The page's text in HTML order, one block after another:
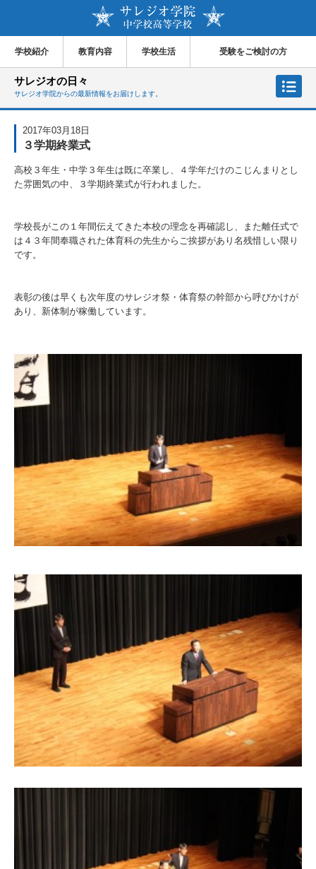
学校紹介 教育内容 学校生活 受験をご検討の方
サレジオの日々
サレジオ学院からの最新情報をお届けします。
2017年03月18日
３学期終業式
高校３年生・中学３年生は既に卒業し、４学年だけのこじんまりとし
た雰囲気の中、３学期終業式が行われました。
学校長がこの１年間伝えてきた本校の理念を再確認し、また離任式で
は４３年間奉職された体育科の先生からご挨拶があり名残惜しい限り
です。
表彰の後は早くも次年度のサレジオ祭・体育祭の幹部から呼びかけが
あり、新体制が稼働しています。